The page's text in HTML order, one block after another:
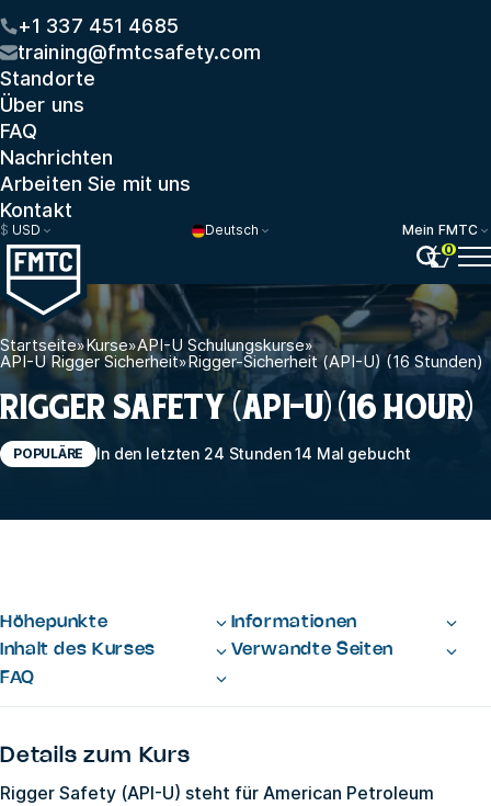
+1 337 451 4685
training@fmtcsafety.com
Standorte
Über uns
FAQ
Nachrichten
Arbeiten Sie mit uns
Kontakt
$ USD Deutsch
Mein FMTC
0
Startseite»Kurse»API-U Schulungskurse»
API-U Rigger Sicherheit»Rigger-Sicherheit (API-U) (16 Stunden)
RIGGER SAFETY (API-U) (16 HOUR)
POPULÄRE In den letzten 24 Stunden 14 Mal gebucht
Höhepunkte
Informationen
Inhalt des Kurses
Verwandte Seiten
FAQ
Details zum Kurs
Rigger Safety (API-U) steht für American Petroleum